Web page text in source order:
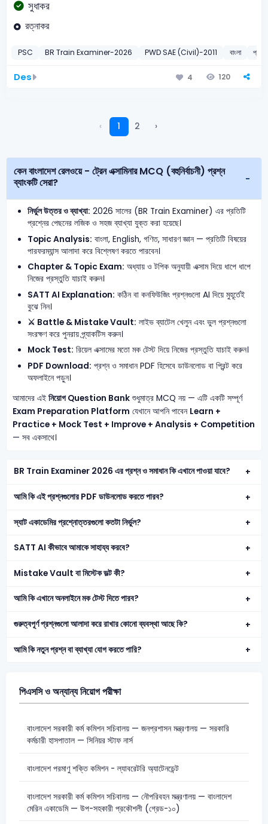
সুধাকর
রত্নাকর
PSC BR Train Examiner-2026 PWD SAE (Civil)-2011 বাংলা
Des 4 120
‹ 1 2 ›
কেন বাংলাদেশ রেলওয়ে - ট্রেন এক্সামিনার MCQ (বহুনির্বাচনী) প্রশ্ন
ব্যাংকটি সেরা?
নির্ভুল উত্তর ও ব্যাখ্যা: 2026 সালের (BR Train Examiner) এর প্রতিটি
প্রশ্নের পেছনের লজিক ও সহজ ব্যাখ্যা যুক্ত করা হয়েছে।
Topic Analysis: বাংলা, English, গণিত, সাধারণ জ্ঞান — প্রতিটি বিষয়ের
পারফরম্যান্স আলাদা করে বিশ্লেষণ করতে পারবেন।
Chapter & Topic Exam: অধ্যায় ও টপিক অনুযায়ী এক্সাম দিয়ে ধাপে ধাপে
নিজের প্রস্তুতি যাচাই করুন।
SATT AI Explanation: কঠিন বা কনফিউজিং প্রশ্নগুলো AI দিয়ে মুহূর্তেই
বুঝে নিন।
⚔️ Battle & Mistake Vault: লাইভ ব্যাটেল খেলুন এবং ভুল প্রশ্নগুলো
সংরক্ষণ করে পুনরায় প্র্যাকটিস করুন।
Mock Test: রিয়েল এক্সামের মতো মক টেস্ট দিয়ে নিজের প্রস্তুতি যাচাই করুন।
PDF Download: প্রশ্ন ও সমাধান PDF হিসেবে ডাউনলোড বা প্রিন্ট করে
অফলাইনে পড়ুন।
আমাদের এই নিয়োগ Question Bankশুধুমাত্র MCQ নয় — এটি একটি সম্পূর্ণ
Exam Preparation Platform যেখানে আপনি পাবেন Learn +
Practice + Mock Test + Improve + Analysis + Competition
— সব একসাথে।
BR Train Examiner 2026 এর প্রশ্ন ও সমাধান কি এখানে পাওয়া যাবে?
আমি কি এই প্রশ্নগুলোর PDF ডাউনলোড করতে পারব?
স্যাট একাডেমির প্রশ্নোত্তরগুলো কতটা নির্ভুল?
SATT AI কীভাবে আমাকে সাহায্য করবে?
Mistake Vault বা মিস্টেক ভল্ট কী?
আমি কি এখানে অনলাইনে মক টেস্ট দিতে পারব?
গুরুত্বপূর্ণ প্রশ্নগুলো আলাদা করে রাখার কোনো ব্যবস্থা আছে কি?
আমি কি নতুন প্রশ্ন বা ব্যাখ্যা যোগ করতে পারি?
পিএসসি ও অন্যান্য নিয়োগ পরীক্ষা
বাংলাদেশ সরকারী কর্ম কমিশন সচিবালয় — জনপ্রশাসন মন্ত্রণালয় — সরকারি
কর্মচারী হাসপাতাল — সিনিয়র স্টাফ নার্স
বাংলাদেশ পরমাণু শক্তি কমিশন - ল্যাবরেটরি অ্যাটেনডেন্ট
বাংলাদেশ সরকারী কর্ম কমিশন সচিবালয় — নৌপরিবহন মন্ত্রণালয় — বাংলাদেশ
মেরিন একাডেমি — উপ-সহকারী প্রকৌশলী (গ্রেড-১০)